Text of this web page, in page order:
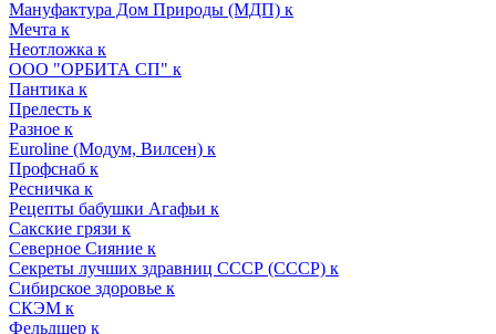
Мануфактура Дом Природы (МДП) к
Мечта к
Неотложка к
ООО "ОРБИТА СП" к
Пантика к
Прелесть к
Разное к
Euroline (Модум, Вилсен) к
Профснаб к
Ресничка к
Рецепты бабушки Агафьи к
Сакские грязи к
Северное Сияние к
Секреты лучших здравниц СССР (СССР) к
Сибирское здоровье к
СКЭМ к
Фельдшер к